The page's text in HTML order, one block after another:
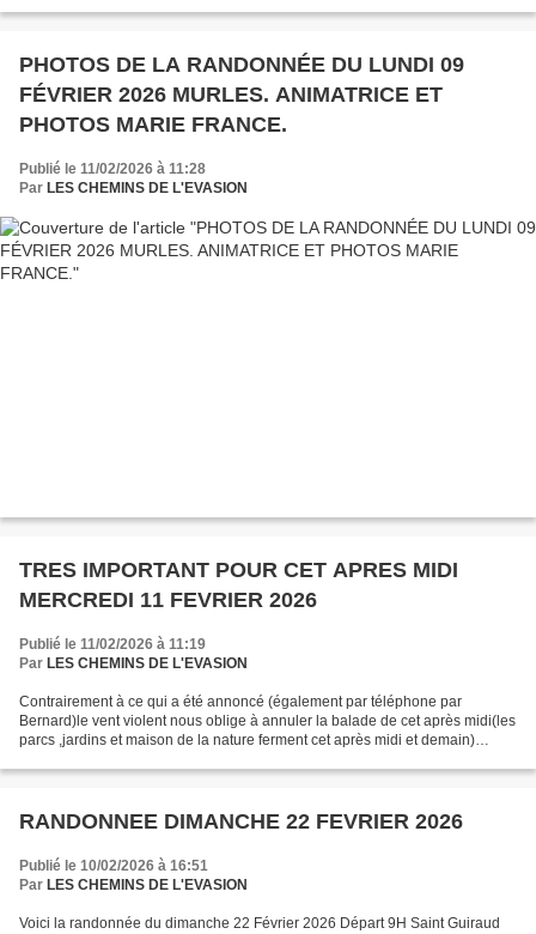
PHOTOS DE LA RANDONNÉE DU LUNDI 09
FÉVRIER 2026 MURLES. ANIMATRICE ET
PHOTOS MARIE FRANCE.
Publié le 11/02/2026 à 11:28
Par LES CHEMINS DE L'EVASION
TRES IMPORTANT POUR CET APRES MIDI
MERCREDI 11 FEVRIER 2026
Publié le 11/02/2026 à 11:19
Par LES CHEMINS DE L'EVASION
Contrairement à ce qui a été annoncé (également par téléphone par
Bernard)le vent violent nous oblige à annuler la balade de cet après midi(les
parcs ,jardins et maison de la nature ferment cet après midi et demain)
RANDONNEE DIMANCHE 22 FEVRIER 2026
Publié le 10/02/2026 à 16:51
Par LES CHEMINS DE L'EVASION
Voici la randonnée du dimanche 22 Février 2026 Départ 9H Saint Guiraud